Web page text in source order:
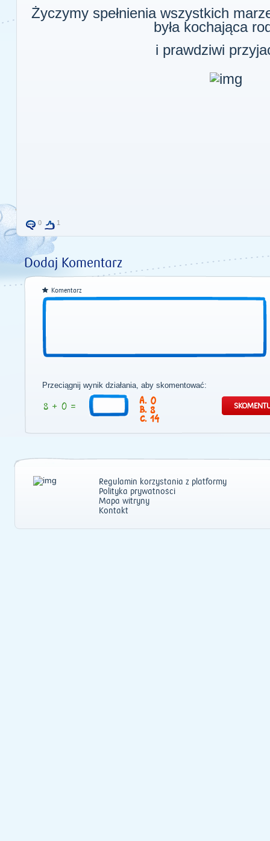
Życzymy spełnienia wszystkich
była kochająca
i prawdziwi
0 1
Dodaj Komentarz
Komentarz
Przeciągnij wynik działania, aby skomentować:
0
8
14
Regulamin korzystania z platformy
Polityka prywatności
Mapa witryny
Kontakt